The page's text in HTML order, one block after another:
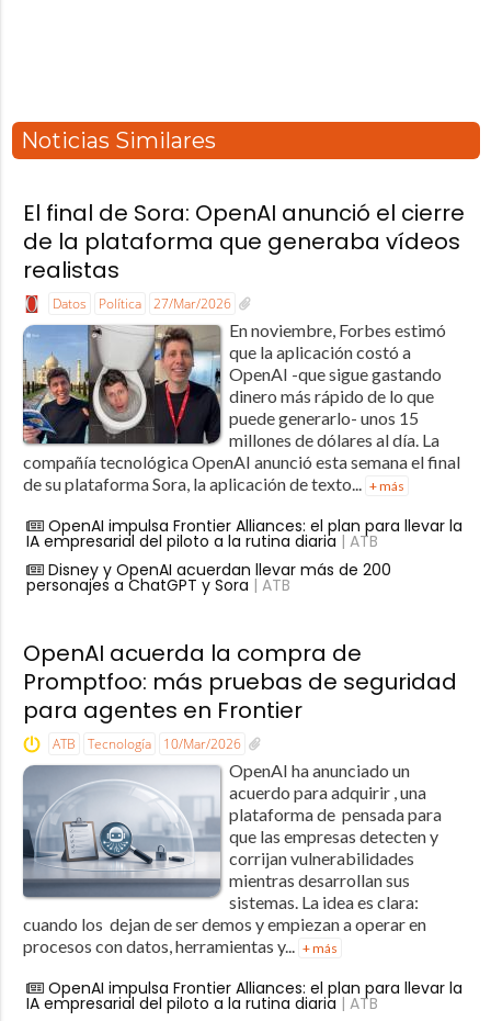
Noticias Similares
El final de Sora: OpenAI anunció el cierre
de la plataforma que generaba vídeos
realistas
Datos Política 27/Mar/2026
En noviembre, Forbes estimó
que la aplicación costó a
OpenAI -que sigue gastando
dinero más rápido de lo que
puede generarlo- unos 15
millones de dólares al día. La
compañía tecnológica OpenAI anunció esta semana el final
de su plataforma Sora, la aplicación de texto... + más
OpenAI impulsa Frontier Alliances: el plan para llevar la
IA empresarial del piloto a la rutina diaria | ATB
Disney y OpenAI acuerdan llevar más de 200
personajes a ChatGPT y Sora | ATB
OpenAI acuerda la compra de
Promptfoo: más pruebas de seguridad
para agentes en Frontier
ATB Tecnología 10/Mar/2026
OpenAI ha anunciado un
acuerdo para adquirir , una
plataforma de pensada para
que las empresas detecten y
corrijan vulnerabilidades
mientras desarrollan sus
sistemas. La idea es clara:
cuando los dejan de ser demos y empiezan a operar en
procesos con datos, herramientas y...
+ más
OpenAI impulsa Frontier Alliances: el plan para llevar la
IA empresarial del piloto a la rutina diaria | ATB